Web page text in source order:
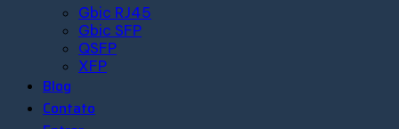
Gbic RJ45
Gbic SFP
QSFP
XFP
Blog
Contato